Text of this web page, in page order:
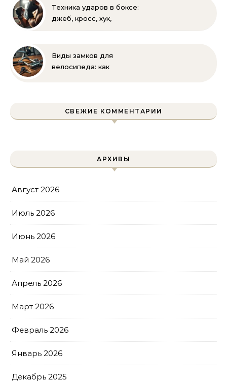
Техника ударов в боксе:
джеб, кросс, хук,
Виды замков для
велосипеда: как
СВЕЖИЕ КОММЕНТАРИИ
АРХИВЫ
Август 2026
Июль 2026
Июнь 2026
Май 2026
Апрель 2026
Март 2026
Февраль 2026
Январь 2026
Декабрь 2025